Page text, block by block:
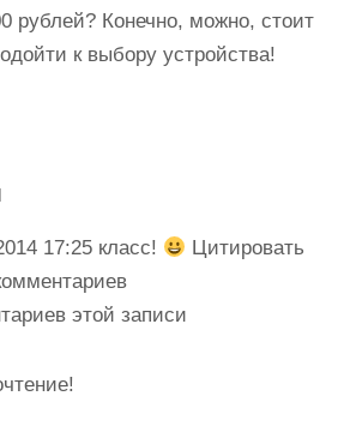
рублей? Конечно, можно, стоит
к выбору устройства!
17:25 класс!
Цитировать
этой записи